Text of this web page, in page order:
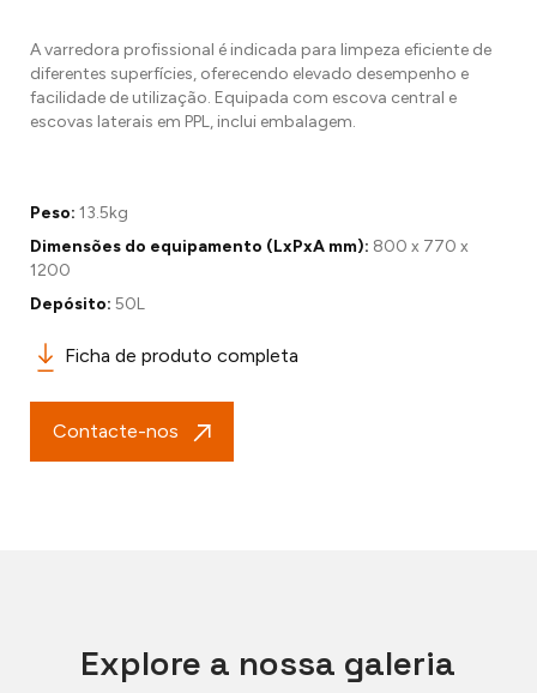
A varredora profissional é indicada para limpeza eficiente de
diferentes superfícies, oferecendo elevado desempenho e
facilidade de utilização. Equipada com escova central e
escovas laterais em PPL, inclui embalagem.
Peso: 13.5kg
Dimensões do equipamento (LxPxA mm): 800 x 770 x
1200
Depósito: 50L
Ficha de produto completa
Contacte-nos
Explore a nossa galeria